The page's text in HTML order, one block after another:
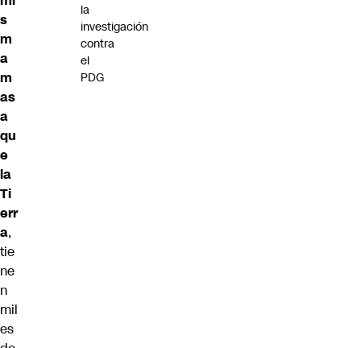
s
m
a
m
as
a
qu
e
la
Ti
err
a,
tie
ne
n
mil
es
la
investigación
contra
el
PDG